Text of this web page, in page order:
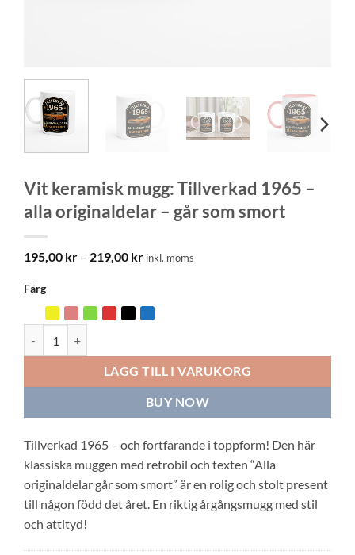
Vit keramisk mugg: Tillverkad 1965 –
alla originaldelar – går som smort
195,00 kr – 219,00 krPrisintervall:
inkl. moms
Färg
LÄGG TILL I VARUKORG
BUY NOW
Tillverkad 1965 – och fortfarande i toppform! Den här
klassiska muggen med retrobil och texten “Alla
originaldelar går som smort” är en rolig och stolt present
till någon född det året. En riktig årgångsmugg med stil
och attityd!